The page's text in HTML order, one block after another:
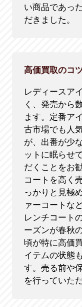
い商品であっ
だきました。
高価買取のコ
レディースア
く、発売から
ます。定番ア
古市場でも人
が、出番が少
ットに眠らせ
だくことをお
コートを高く
っかりと見極
ァーコートな
レンチコート
ーズンが春秋
頃が特に高価
イテムの状態
す。売る前や
を行っていた